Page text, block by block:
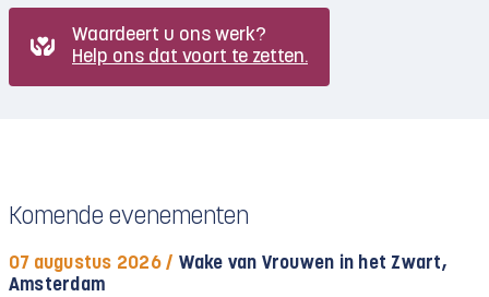
Waardeert u ons werk?
Help ons dat voort te zetten.
Komende evenementen
07 augustus 2026 / Wake van Vrouwen in het Zwart,
Amsterdam